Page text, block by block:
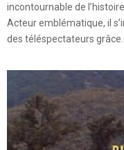
incontournable de
Acteur emblématique, il
des téléspectateurs grâce...